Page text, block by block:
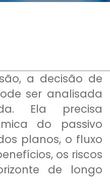
EAD
a decisão de
ser analisada
Ela precisa
do passivo
planos, o fluxo
os riscos
de longo